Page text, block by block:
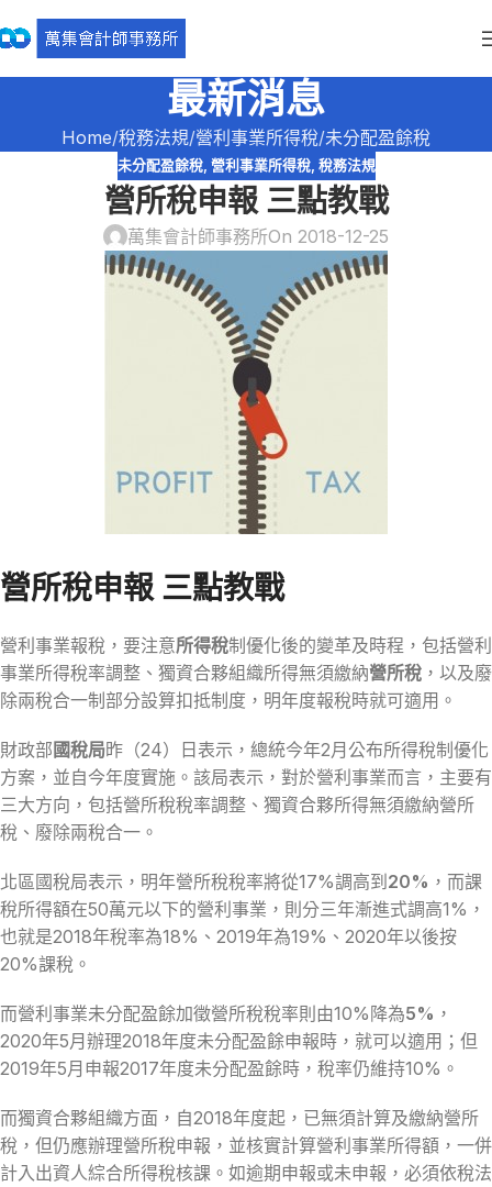
最新消息
Home 稅務法規 營利事業所得稅 未分配盈餘稅
未分配盈餘稅, 營利事業所得稅, 稅務法規
營所稅申報 三點教戰
萬集會計師事務所On 2018-12-25
營所稅申報 三點教戰
營利事業報稅，要注意所得稅制優化後的變革及時程，包括營利
事業所得稅率調整、獨資合夥組織所得無須繳納營所稅 ，以及廢
除兩稅合一制部分設算扣抵制度，明年度報稅時就可適用。
財政部國稅局昨（24）日表示，總統今年2月公布所得稅制優化
方案，並自今年度實施。該局表示，對於營利事業而言，主要有
三大方向，包括營所稅稅率調整、獨資合夥所得無須繳納營所
稅、廢除兩稅合一。
北區國稅局表示，明年營所稅稅率將從17%調高到20% ，而課
稅所得額在50萬元以下的營利事業，則分三年漸進式調高1%，
也就是2018年稅率為18%、2019年為19%、2020年以後按
20%課稅。
而營利事業未分配盈餘加徵營所稅稅率則由10%降為5% ，
2020年5月辦理2018年度未分配盈餘申報時，就可以適用；但
2019年5月申報2017年度未分配盈餘時，稅率仍維持10%。
而獨資合夥組織方面，自2018年度起，已無須計算及繳納營所
稅，但仍應辦理營所稅申報，並核實計算營利事業所得額，一併
計入出資人綜合所得稅核課。如逾期申報或未申報，必須依稅法